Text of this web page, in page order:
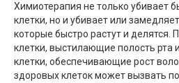
Химиотерапия не только убивает
клетки, но и убивает или
которые быстро растут и делятся.
клетки, выстилающие полость рта
клетки, обеспечивающие рост
здоровых клеток может вызвать